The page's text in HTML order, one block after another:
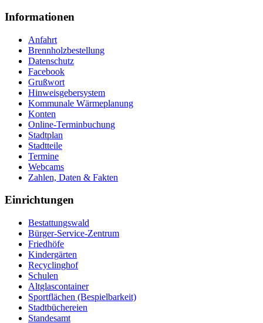
Informationen
Anfahrt
Brennholzbestellung
Datenschutz
Facebook
Grußwort
Hinweisgebersystem
Kommunale Wärmeplanung
Konten
Online-Terminbuchung
Stadtplan
Stadtteile
Termine
Webcams
Zahlen, Daten & Fakten
Einrichtungen
Bestattungswald
Bürger-Service-Zentrum
Friedhöfe
Kindergärten
Recyclinghof
Schulen
Altglascontainer
Sportflächen (Bespielbarkeit)
Stadtbüchereien
Standesamt